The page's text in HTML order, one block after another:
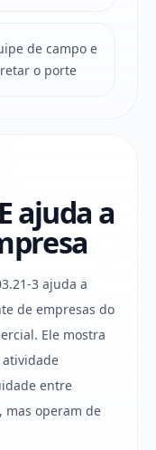
de campo e
o porte
ajuda a
3 ajuda a
de empresas do
Ele mostra
atividade
entre
mas operam de